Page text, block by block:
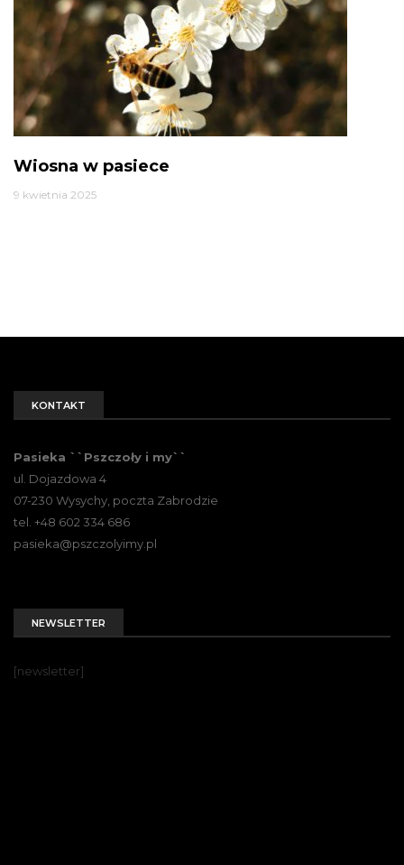
Wiosna w pasiece
9 kwietnia 2025
KONTAKT
Pasieka ``Pszczoły i my``
ul. Dojazdowa 4
07-230 Wysychy, poczta Zabrodzie
tel. +48 602 334 686
pasieka@pszczolyimy.pl
NEWSLETTER
[newsletter]